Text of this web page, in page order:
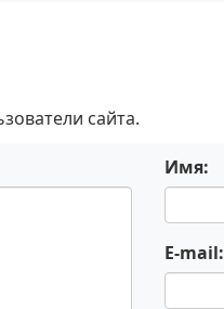
сайта.
Имя:
E-mail: